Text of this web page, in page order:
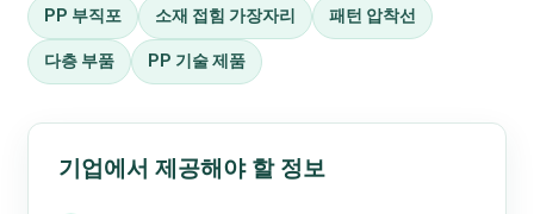
PP 부직포 소재 접힘 가장자리 패턴 압착선
다층 부품 PP 기술 제품
기업에서 제공해야 할 정보